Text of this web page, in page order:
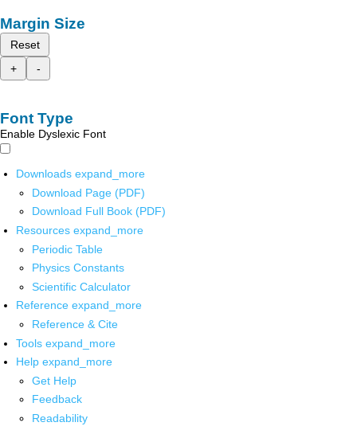
Margin Size
Reset
+
-
Font Type
Enable Dyslexic Font
Downloads expand_more
Download Page (PDF)
Download Full Book (PDF)
Resources expand_more
Periodic Table
Physics Constants
Scientific Calculator
Reference expand_more
Reference & Cite
Tools expand_more
Help expand_more
Get Help
Feedback
Readability